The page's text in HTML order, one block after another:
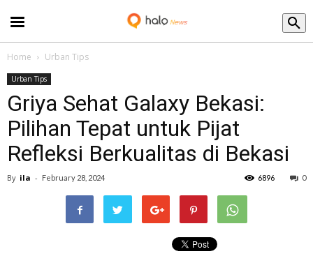
Home Urban Tips
Urban Tips
Griya Sehat Galaxy Bekasi:
Pilihan Tepat untuk Pijat
Refleksi Berkualitas di Bekasi
By ila - February 28, 2024 0
6896